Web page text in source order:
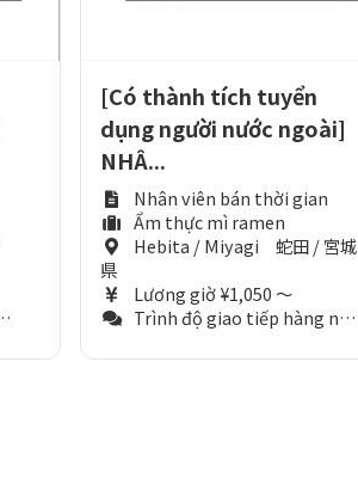
[Có thành tích tuyển
dụng người nước ngoài]
NHÂ...
Nhân viên bán thời gian
Ẩm thực mì ramen
Hebita / Miyagi 蛇田 / 宮城
県
Lương giờ ¥1,050 ～
Trình độ giao tiếp hàng ngày (Tương đương N3)